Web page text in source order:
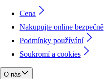
Cena
Nakupujte online bezpečně
Podmínky používání
Soukromí a cookies
O nás